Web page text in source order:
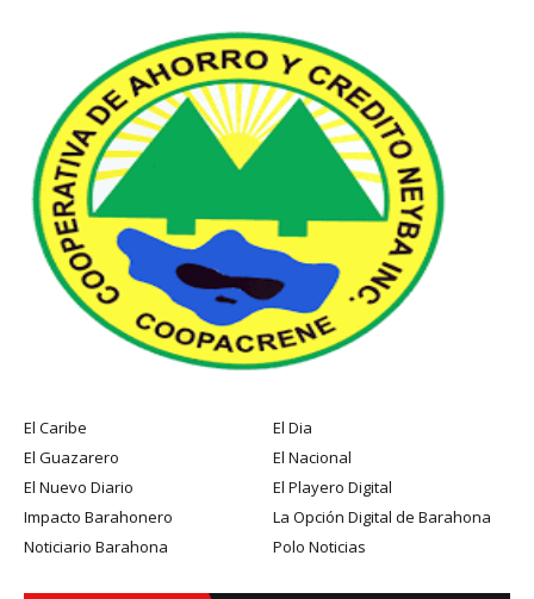
El Caribe
El Dia
El Guazarero
El Nacional
El Nuevo Diario
El Playero Digital
Impacto Barahonero
La Opción Digital de Barahona
Noticiario Barahona
Polo Noticias